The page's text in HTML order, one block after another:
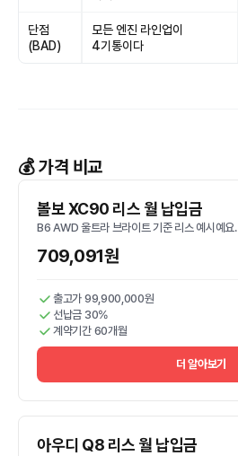
단점
(BAD)
모든 엔진 라인업이
4기통이다
💰 가격 비교
볼보 XC90 리스 월 납입금
B6 AWD 울트라 브라이트 기준 리스 예시예요.
709,091원
출고가 99,900,000원
선납금 30%
계약기간 60개월
더 알아보기
아우디 Q8 리스 월 납입금